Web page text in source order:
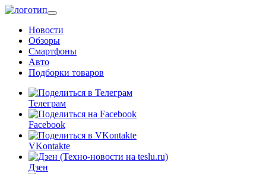
Перейти
основному
содержанию
Новости
Обзоры
Смартфоны
Авто
Подборки товаров
Телеграм
Facebook
VKontakte
Дзен